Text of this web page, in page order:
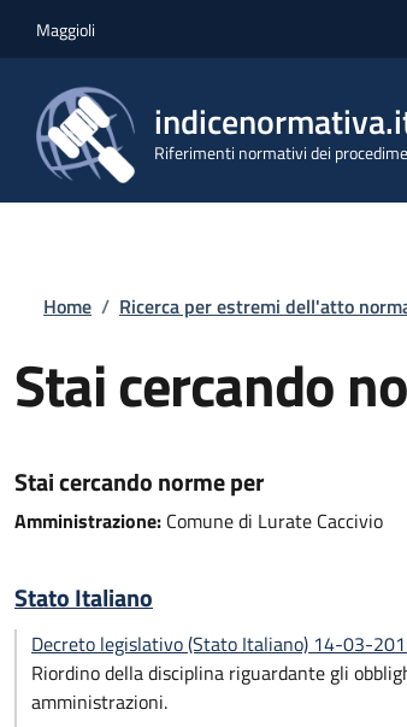
Maggioli
Riferimenti normativi dei
Briciole di pane
Home / Ricerca per estremi dell'atto
Stai cercando
Stai cercando norme per
Amministrazione: Comune di Lurate Caccivio
Stato Italiano
Decreto legislativo (Stato Italiano) 14-03-
Riordino della disciplina riguardante gli
amministrazioni.